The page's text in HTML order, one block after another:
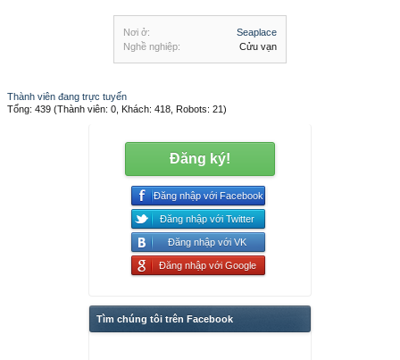
Nơi ở:
Seaplace
Nghề nghiệp:
Cửu vạn
Thành viên đang trực tuyến
Tổng: 439 (Thành viên: 0, Khách: 418, Robots: 21)
Đăng ký!
Đăng nhập với Facebook
Đăng nhập với Twitter
Đăng nhập với VK
Đăng nhập với Google
Tìm chúng tôi trên Facebook